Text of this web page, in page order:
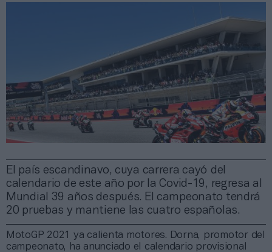
El país escandinavo, cuya carrera cayó del
calendario de este año por la Covid-19, regresa al
Mundial 39 años después. El campeonato tendrá
20 pruebas y mantiene las cuatro españolas.
MotoGP 2021 ya calienta motores. Dorna, promotor del
campeonato, ha anunciado el calendario provisional